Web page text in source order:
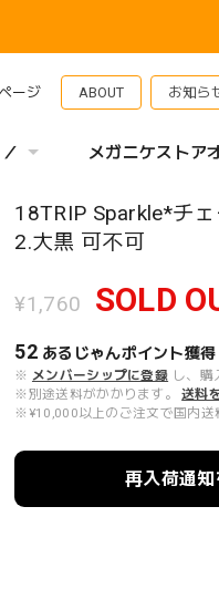
ージ ABOUT お知ら
メガニケストア
18TRIP Sparkle*チ
2.大黒 可不可
¥1,760 SOLD
52 あるじゃんポイント獲得
※ メンバーシップに登録 し、購
※別途送料がかかります。
送料
※¥10,000以上のご注文で国内送
再入荷通